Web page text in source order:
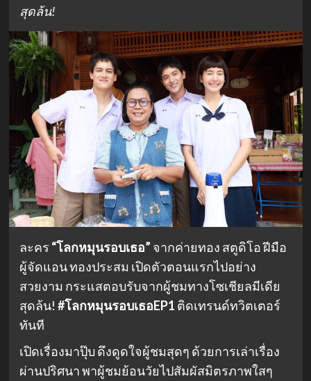
สุดล้น!
ละคร “โลกหมุนรอบเธอ” จากค่ายทอง สตูดิโอ ฝีมือ
ผู้จัดแอน ทองประสม เปิดตัวตอนแรกไปอย่าง
สวยงาม กระแสตอบรับจากผู้ชมทางโซเชียลมีเดีย
สุดล้น! #โลกหมุนรอบเธอEP1 ติดเทรนด์ทวิตเตอร์
ทันที
เปิดเรื่องมาปุ๊บ ดึงดูดใจผู้ชมสุดๆ ด้วยการเล่าเรื่อง
ผ่านปริศนา พาผู้ชมย้อนวัยไปสัมผัสมิตรภาพใสๆ